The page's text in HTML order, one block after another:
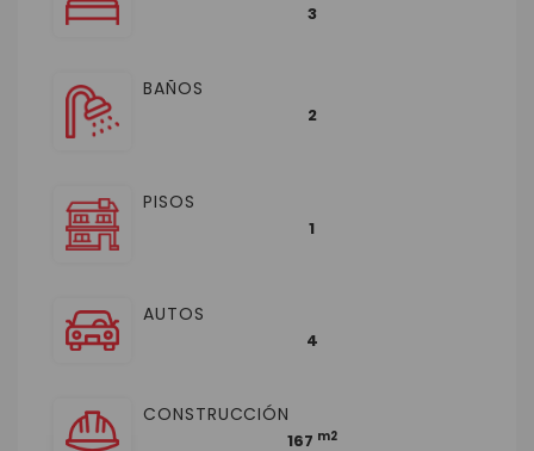
3
BAÑOS
2
PISOS
1
AUTOS
4
CONSTRUCCIÓN
167 m2